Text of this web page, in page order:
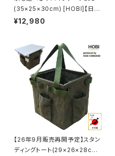
(35×25×30cm) [HOBI]【日本
製】プレミアム帆布(シャットル織
厚手大容量トートバッグ メンズ
レディース サスティナブル エコ
薪 ログキャリー ツールボックス
コンテナ 収納 ソロ キャンプ ア
ウトドア レジャー コンパクト 軽
量 鞄 包 bag かばん カジュア
ル キャンバス A4 オシャレ おし
ゃれ [MADE IN JAPAN]
¥12,980
【26年9月販売再開予定】スタン
ディングトート(29×26×28cm)